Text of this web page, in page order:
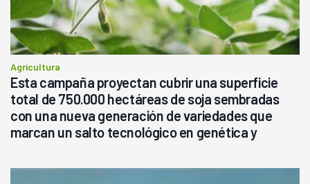
Agricultura
Esta campaña proyectan cubrir una superficie
total de 750.000 hectáreas de soja sembradas
con una nueva generación de variedades que
marcan un salto tecnológico en genética y